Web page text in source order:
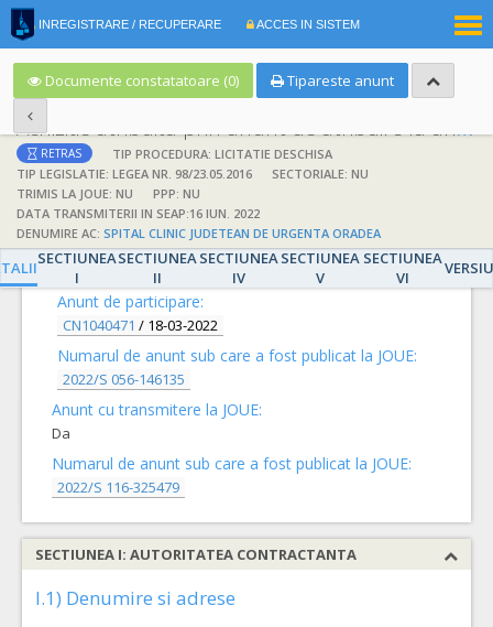
INREGISTRARE / RECUPERARE ACCES IN SISTEM
Documente constatatoare (0) Tipareste anunt
Achizitie atribuita prin anunt de atribuire la anunt de participare
RETRAS
TIP PROCEDURA: LICITATIE DESCHISA
TIP LEGISLATIE: LEGEA NR. 98/23.05.2016
SECTORIALE: NU
TRIMIS LA JOUE: NU
PPP: NU
DATA TRANSMITERII IN SEAP:16 IUN. 2022
DENUMIRE AC: SPITAL CLINIC JUDETEAN DE URGENTA ORADEA
SECTIUNEA
I
SECTIUNEA
II
SECTIUNEA
IV
SECTIUNEA
V
SECTIUNEA
VI
DETALII
Anunt de participare:
CN1040471 / 18-03-2022
Numarul de anunt sub care a fost publicat la JOUE:
2022/S 056-146135
Anunt cu transmitere la JOUE:
Da
Numarul de anunt sub care a fost publicat la JOUE:
2022/S 116-325479
SECTIUNEA I: AUTORITATEA CONTRACTANTA
I.1) Denumire si adrese